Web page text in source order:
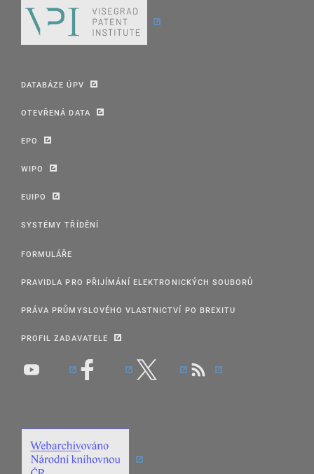
DATABÁZE ÚPV
OTEVŘENÁ DATA
EPO
WIPO
EUIPO
SYSTÉMY TŘÍDĚNÍ
FORMULÁŘE
PRAVIDLA PRO PŘIJÍMÁNÍ ELEKTRONICKÝCH SOUBORŮ
PRÁVA PRŮMYSLOVÉHO VLASTNICTVÍ PO BREXITU
PROFIL ZADAVATELE